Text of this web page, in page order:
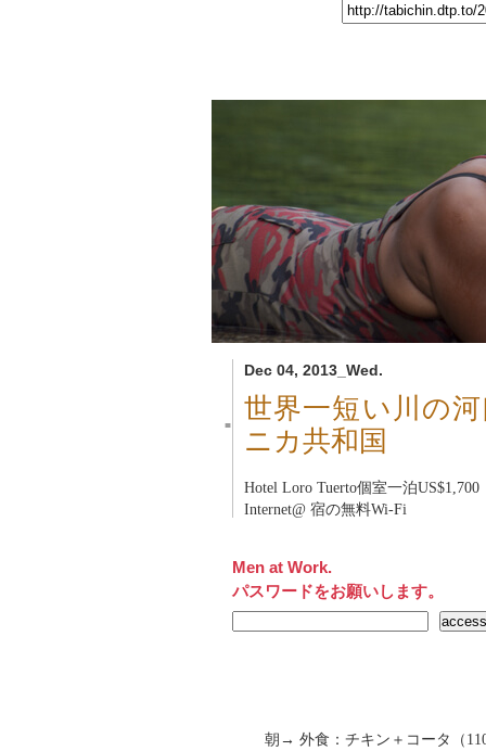
Dec 04, 2013_Wed.
■
世界一短い川の
ニカ共和国
Hotel Loro Tuerto個室一泊US$1,700
Internet@ 宿の無料Wi-Fi
Men at Work.
パスワードをお願いします。
朝→ 外食：チキン＋コータ（